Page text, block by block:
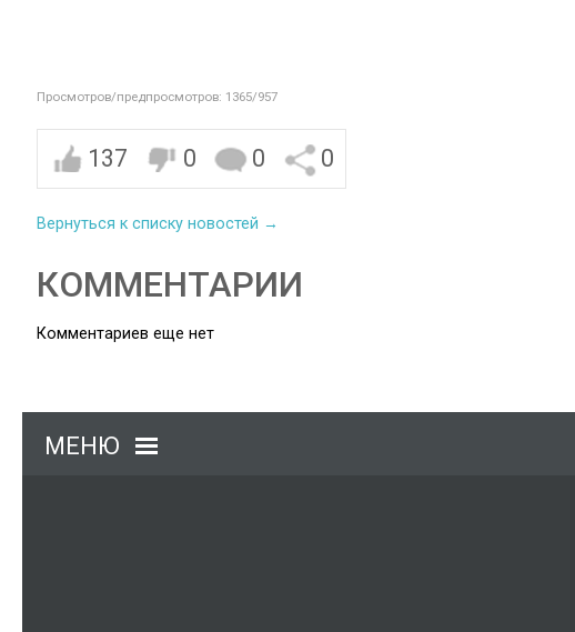
Просмотров/предпросмотров: 1365/957
137 0 0 0
Вернуться к списку новостей →
КОММЕНТАРИИ
Комментариев еще нет
МЕНЮ